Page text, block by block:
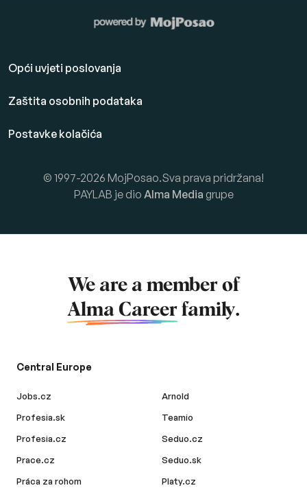
Opći uvjeti poslovanja
Zaštita osobnih podataka
Postavke kolačića
© 1997-2026 MojPosao.Sva prava pridržana!
PAYLAB je dio Alma Media grupe
We are a member of
Alma Career family.
Central Europe
Jobs.cz
Profesia.sk
Profesia.cz
Prace.cz
Práca za rohom
Arnold
Teamio
Seduo.cz
Seduo.sk
Platy.cz